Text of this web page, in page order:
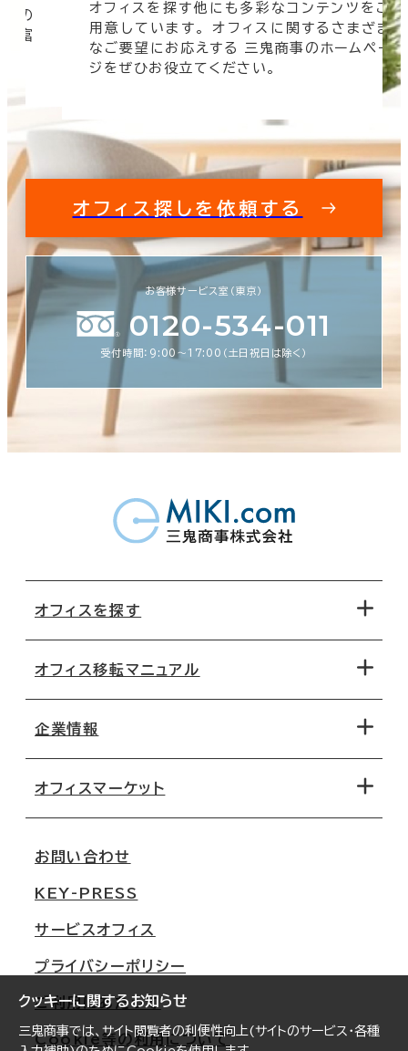
クッキーに関するお知らせ
三鬼商事では、サイト閲覧者の利便性向上(サイトのサービス・各種
の
豊富
オフィスを探す他にも多彩なコンテンツをご
用意しています。 オフィスに関するさまざま
なご要望にお応えする 三鬼商事のホームペー
ジをぜひお役立てください。
オフィス探しを依頼する
お客様サービス室（東京）
0120-534-011
受付時間：9:00〜17:00（土日祝日は除く）
オフィスを探す
地図から探す
路線・駅から探す
オフィス移転マニュアル
移転コストシミュレーション
移転スケジュール
オフィス移転Q&A
企業情報
オフィスマーケット
大阪
名古屋
札幌
仙台
横浜
お問い合わせ
KEY-PRESS
サービスオフィス
プライバシーポリシー
ご利用にあたって
Cookie等の利用について